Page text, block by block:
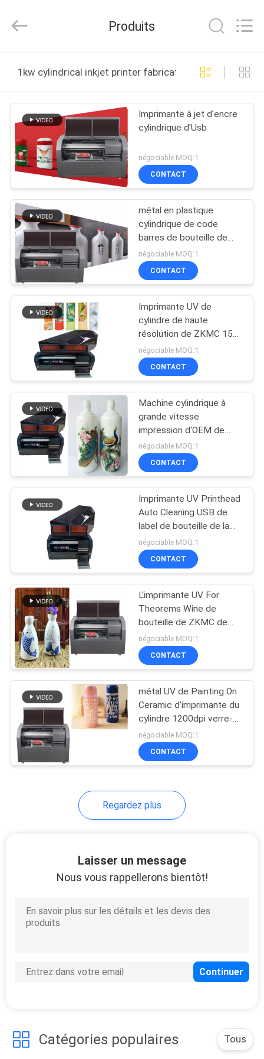
PRODUITS
AU
SUJET
DE
NOUS
VISITE
D'USINE
CONTRÔLE
QUALITÉ
CONTACTEZ-
NOUS
NOUVELLES
DEMANDEZ
CITATION
PLAN
DU
SITE
PRIVACY
POLICY
And
Technology
Rights
Produits
1kw cylindrical inkjet printer fabrication en ligne
Imprimante à jet d'encre
cylindrique d'Usb
négociable MOQ:1
CONTACT
métal en plastique
cylindrique de code
barres de bouteille de
tasse d'On Ceramic Glass
d'imprimante à jet
d'encre 90s
négociable MOQ:1
CONTACT
Imprimante UV de
cylindre de haute
résolution de ZKMC 15-
30cm
négociable MOQ:1
CONTACT
Machine cylindrique à
grande vitesse
impression d'OEM de
720dpi 15s
négociable MOQ:1
CONTACT
Imprimante UV Printhead
Auto Cleaning USB de
label de bouteille de la
lampe CMYKW de LED
Dpi 3,0 720 - 1220
négociable MOQ:1
CONTACT
L'imprimante UV For
Theorems Wine de
bouteille de ZKMC de
cylindre imprimable du
diamètre 55-80mm met
la peinture en bouteille
négociable MOQ:1
CONTACT
métal UV de Painting On
Ceramic d'imprimante du
cylindre 1200dpi verre-
métal
négociable MOQ:1
CONTACT
Regardez plus
Laisser un message
Nous vous rappellerons bientôt!
Catégories populaires Tous